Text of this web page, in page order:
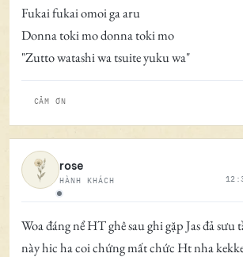
Fukai fukai omoi ga aru
Donna toki mo donna toki mo
"Zutto watashi wa tsuite yuku wa"
CẢM ƠN
Ngoại tuyến
rose
HÀNH KHÁCH
Woa đáng nể HT ghê sau ghi gặp Jas đả
này hic ha coi chứng mất chức Ht nha